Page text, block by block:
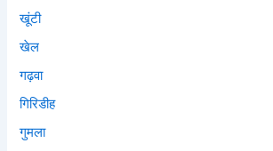
खूंटी
खेल
गढ़वा
गिरिडीह
गुमला